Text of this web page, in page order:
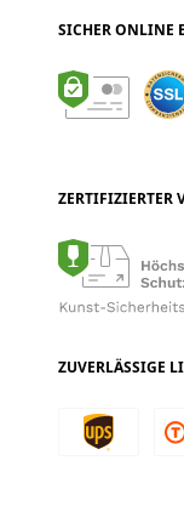
SICHER ONLINE
ZERTIFIZIERTER
ZUVERLÄSSIGE